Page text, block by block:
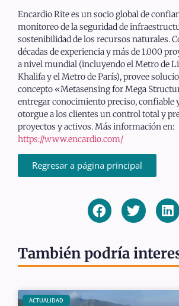
Encardio Rite es un socio global de
monitoreo de la seguridad de
sostenibilidad de los recursos naturales.
décadas de experiencia y más de 1.000
a nivel mundial (incluyendo el Metro de
Khalifa y el Metro de París), provee
concepto «Metasensing for Mega
entregar conocimiento preciso, confiable
otorgue a los clientes un control total y
proyectos y activos. Más información en:
https://www.encardio.com/
Regresar a página principal
También podría
ACTUALIDAD